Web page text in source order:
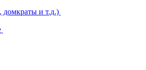
домкраты и т.д.)